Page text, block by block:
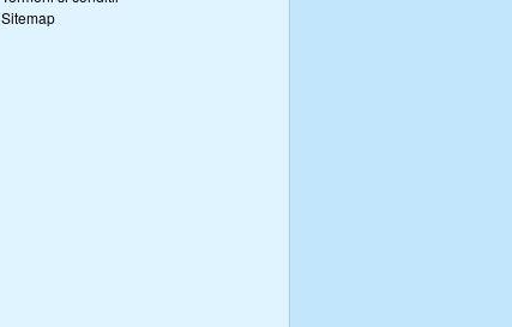
Sitemap